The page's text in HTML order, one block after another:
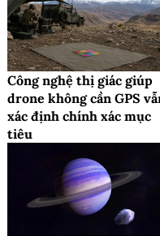
Công nghệ thị giác giúp
drone không cần GPS
xác định chính xác mục
tiêu